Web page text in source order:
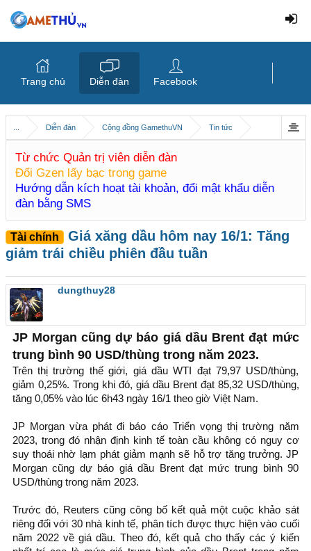
Diễn đàn Cộng đồng GamethuVN Tin tức
Từ chức Quản trị viên diễn đàn
Đổi Gzen lấy bạc trong game
Hướng dẫn kích hoạt tài khoản, đổi mật khẩu diễn
đàn bằng SMS
Tài chính Giá xăng dầu hôm nay 16/1: Tăng
giảm trái chiều phiên đầu tuần
dungthuy28
JP Morgan cũng dự báo giá dầu Brent đạt mức
trung bình 90 USD/thùng trong năm 2023.
Trên thị trường thế giới, giá dầu WTI đạt 79,97 USD/thùng,
giảm 0,25%. Trong khi đó, giá dầu Brent đạt 85,32 USD/thùng,
tăng 0,05% vào lúc 6h43 ngày 16/1 theo giờ Việt Nam.
JP Morgan vừa phát đi báo cáo Triển vọng thị trường năm
2023, trong đó nhận định kinh tế toàn cầu không có nguy cơ
suy thoái nhờ lạm phát giảm mạnh sẽ hỗ trợ tăng trưởng. JP
Morgan cũng dự báo giá dầu Brent đạt mức trung bình 90
USD/thùng trong năm 2023.
Trước đó, Reuters cũng công bố kết quả một cuộc khảo sát
riêng đối với 30 nhà kinh tế, phân tích được thực hiện vào cuối
năm 2022 về giá dầu. Theo đó, kết quả cho thấy các ý kiến
Trang chủ Diễn đàn Facebook